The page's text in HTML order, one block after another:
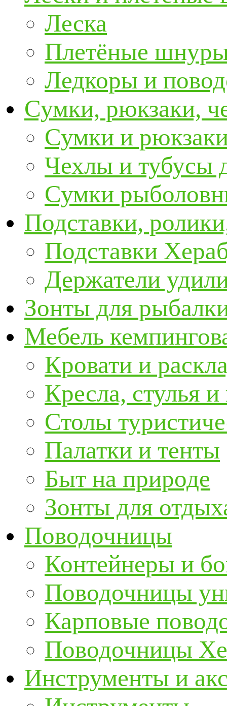
Леска
Плетёные
Ледкоры и
Сумки, рюкзаки,
Сумки и
Чехлы и тубусы
Сумки
Подставки,
Подставки
Держатели
Зонты для
Мебель
Кровати и
Кресла, стулья
Столы
Палатки и тенты
Быт на природе
Зонты для
Поводочницы
Контейнеры и
Поводочницы
Карповые
Поводочницы
Инструменты и